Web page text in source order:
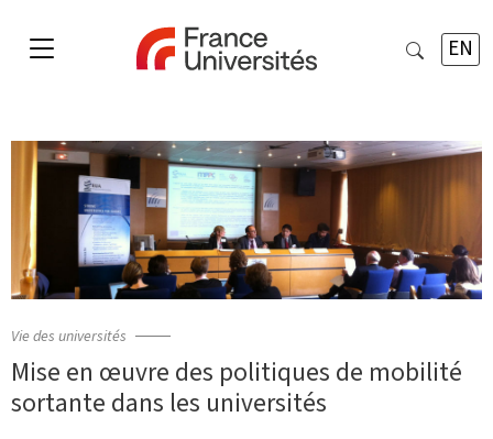
EN
Vie des universités
Mise en œuvre des politiques de mobilité
sortante dans les universités